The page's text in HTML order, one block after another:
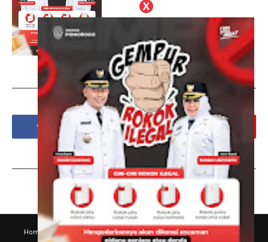
Social Plugin
Tags
Home Disklaimer Kode Etik Jurnalistik
Hubungi Kami